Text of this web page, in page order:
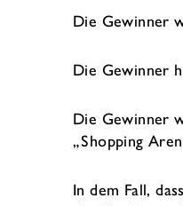
Die Gewinner
Die Gewinner
Die Gewinner
„Shopping
In dem Fall,